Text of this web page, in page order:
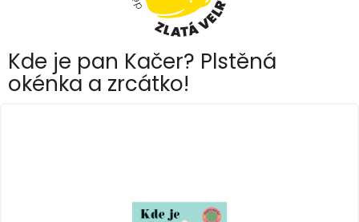
Kde je pan Kačer? Plstěná
okénka a zrcátko!